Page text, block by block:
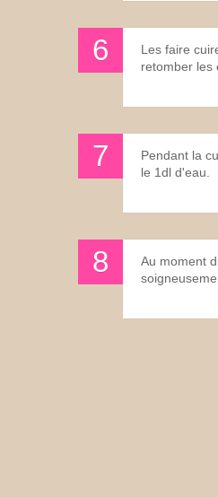
Les faire
retomber les
Pendant la
le 1dl d'eau.
Au moment